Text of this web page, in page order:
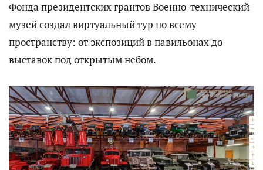
Фонда президентских грантов Военно-технический
музей создал виртуальный тур по всему
пространству: от экспозиций в павильонах до
выставок под открытым небом.